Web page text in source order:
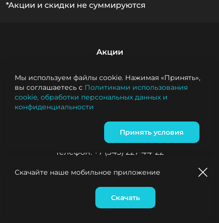
*Акции и скидки не суммируются
Акции
Условия самовывоза
Вернуться на РестМаркет
Ресторан на Шаманова:
Адрес: Павла Шаманова, 5/5
Телефон: +7 (343) 227-44-22
Адрес: Рябинина, 47
Телефон: +7 (343) 227-60-60
Мы используем файлы cookie. Нажимая «Принять»,
вы соглашаетесь с Политиками использования
cookie, обработки персональных данных и
конфиденциальности
Принять условия
Скачайте наше мобильное приложение
Скачать